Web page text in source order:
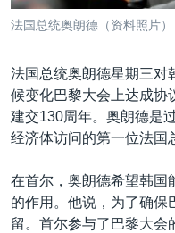
埃博拉疫情
重要讲话与声明
台海两岸关系
南中国海争端
关注新疆
其他语言网站
法国总统奥朗德（资料照片）
法国总统奥朗德星期三对
候变化巴黎大会上达成协
建交130周年。奥朗德是
经济体访问的第一位法国
在首尔，奥朗德希望韩国
的作用。他说，为了确保
留。首尔参与了巴黎大会